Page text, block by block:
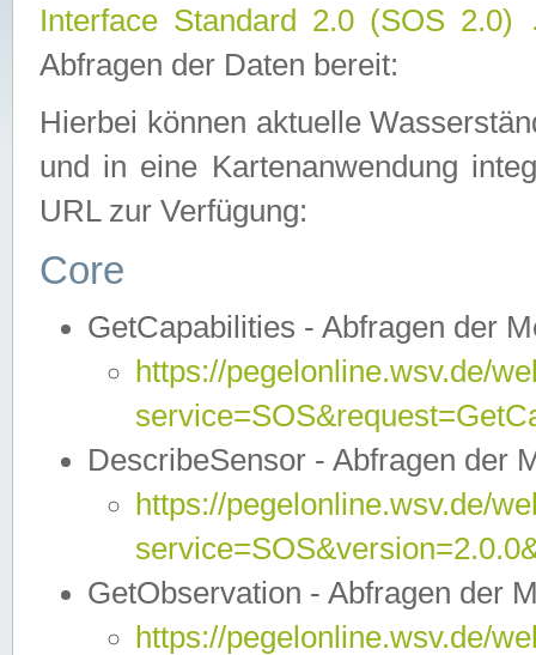
Interface Standard 2.0 (SOS 2.0)
Abfragen der Daten bereit:
Hierbei können aktuelle
und in eine Kartenanwendung
URL zur Verfügung:
Core
GetCapabilities - Abfragen der
https://pegelonline.wsv.de/
DescribeSensor - Abfragen der
https://pegelonline.wsv.de/
GetObservation - Abfragen der
https://pegelonline.wsv.de/